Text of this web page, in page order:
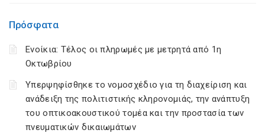
Πρόσφατα
Ενοίκια: Τέλος οι πληρωμές με μετρητά από 1η
Οκτωβρίου
Υπερψηφίσθηκε το νομοσχέδιο για τη διαχείριση και
ανάδειξη της πολιτιστικής κληρονομιάς, την ανάπτυξη
του οπτικοακουστικού τομέα και την προστασία των
πνευματικών δικαιωμάτων